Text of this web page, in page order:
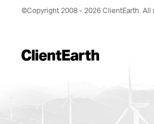
©Copyright 2008 - 2026 ClientEarth. All